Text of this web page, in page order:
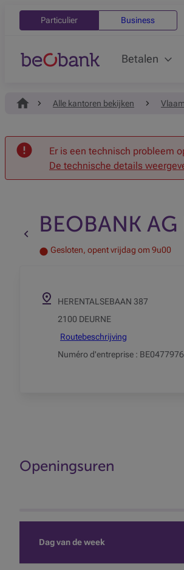
Particulier Business
Betalen
Alle kantoren bekijken
Er is een technisch probleem
De technische details
Terug naar de vorige pagina
BEOBANK AG
Gesloten, opent vrijdag om 9u00
HERENTALSEBAAN 387
2100 DEURNE
Routebeschrijving
Numéro d'entreprise :
Openingsuren
Dag van de week